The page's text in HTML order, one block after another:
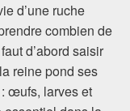
d’une ruche
combien de
d’abord saisir
reine pond ses
œufs, larves et